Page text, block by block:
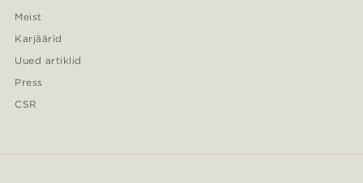
Meist
Karjäärid
Uued artiklid
Press
CSR